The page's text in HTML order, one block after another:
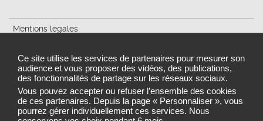
Ce site utilise les services de partenaires pour mesurer son
audience et vous proposer des vidéos, des publications,
des fonctionnalités de partage sur les réseaux sociaux.
Vous pouvez accepter ou refuser l’ensemble des cookies
de ces partenaires. Depuis la page « Personnaliser », vous
pourrez gérer individuellement ces services. Nous
Mentions légales
Accessibilité : partiellement conforme
Gestion des cookies